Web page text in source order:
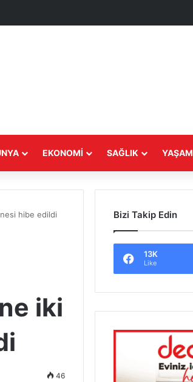
EKONOMI SAĞLIK YAŞAM
hibe edildi
iki
46
Bizi Takip Edin
13K
Like